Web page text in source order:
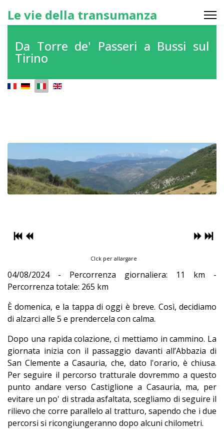
Le vie della transumanza
Da Torre de' Passeri a Bussi sul
Tirino
Seleziona la tua lingua
Clck per allargare
04/08/2024 - Percorrenza giornaliera: 11 km -
Percorrenza totale: 265 km
È domenica, e la tappa di oggi è breve. Così, decidiamo
di alzarci alle 5 e prendercela con calma.
Dopo una rapida colazione, ci mettiamo in cammino. La
giornata inizia con il passaggio davanti all’Abbazia di
San Clemente a Casauria, che, dato l'orario, è chiusa.
Per seguire il percorso tratturale dovremmo a questo
punto andare verso Castiglione a Casauria, ma, per
evitare un po' di strada asfaltata, scegliamo di seguire il
rilievo che corre parallelo al tratturo, sapendo che i due
percorsi si ricongiungeranno dopo alcuni chilometri.